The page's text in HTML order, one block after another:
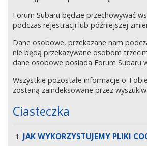
Forum Subaru będzie przechowywać
podczas rejestracji lub późniejszej
Dane osobowe, przekazane nam
nie będą przekazywane osobom
dane osobowe posiada Forum Subaru
Wszystkie pozostałe informacje o
zostaną zaindeksowane przez
Ciasteczka
JAK WYKORZYSTUJEMY PLIKI